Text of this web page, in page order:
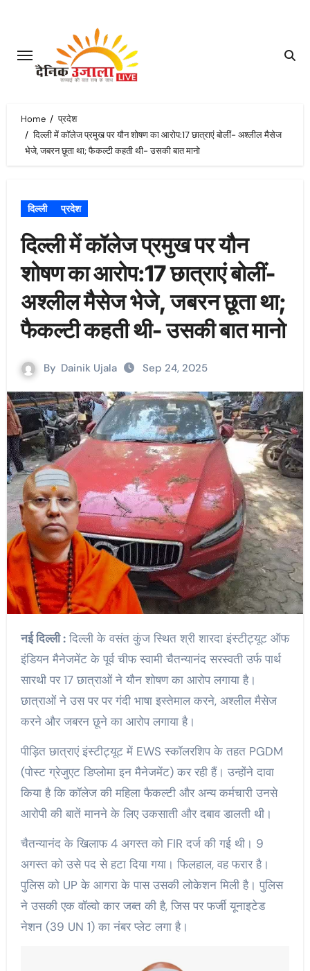
content
Home
प्रदेश
दिल्ली में कॉलेज प्रमुख पर यौन शोषण का आरोप:17 छात्राएं बोलीं- अश्लील मैसेज
भेजे, जबरन छूता था; फैकल्टी कहती थी- उसकी बात मानो
दिल्ली प्रदेश
दिल्ली में कॉलेज प्रमुख पर यौन
शोषण का आरोप:17 छात्राएं बोलीं-
अश्लील मैसेज भेजे, जबरन छूता था;
फैकल्टी कहती थी- उसकी बात मानो
By Dainik Ujala Sep 24, 2025
नई दिल्ली :दिल्ली के वसंत कुंज स्थित श्री शारदा इंस्टीट्यूट ऑफ
इंडियन मैनेजमेंट के पूर्व चीफ स्वामी चैतन्यानंद सरस्वती उर्फ ​​पार्थ
सारथी पर 17 छात्राओं ने यौन शोषण का आरोप लगाया है।
छात्राओं ने उस पर पर गंदी भाषा इस्तेमाल करने, अश्लील मैसेज
करने और जबरन छूने का आरोप लगाया है।
पीड़ित छात्राएं इंस्टीट्यूट में EWS स्कॉलरशिप के तहत PGDM
(पोस्ट ग्रेजुएट डिप्लोमा इन मैनेजमेंट) कर रही हैं। उन्होंने दावा
किया है कि कॉलेज की महिला फैकल्टी और अन्य कर्मचारी उनसे
आरोपी की बातें मानने के लिए उकसाती और दबाव डालती थी।
चैतन्यानंद के खिलाफ 4 अगस्त को FIR दर्ज की गई थी। 9
अगस्त को उसे पद से हटा दिया गया। फिलहाल, वह फरार है।
पुलिस को UP के आगरा के पास उसकी लोकेशन मिली है। पुलिस
ने उसकी एक वॉल्वो कार जब्त की है, जिस पर फर्जी यूनाइटेड
नेशन (39 UN 1) का नंबर प्लेट लगा है।